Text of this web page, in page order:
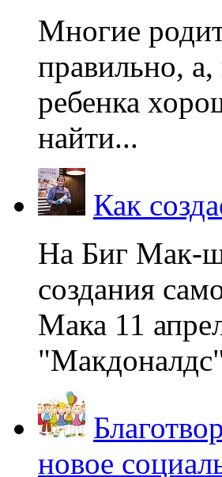
Многие
правильно, а,
ребенка
найти...
Как
На Биг Мак-
создания
Мака 11
новое